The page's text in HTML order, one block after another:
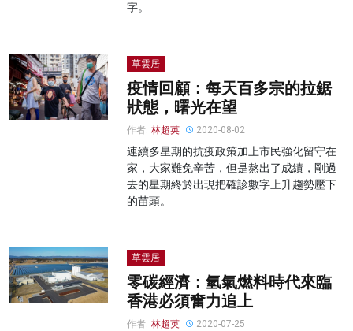
字。
草雲居
疫情回顧：每天百多宗的拉鋸
狀態，曙光在望
作者: 林超英 2020-08-02
連續多星期的抗疫政策加上市民強化留守在
家，大家難免辛苦，但是熬出了成績，剛過
去的星期終於出現把確診數字上升趨勢壓下
的苗頭。
草雲居
零碳經濟：氫氣燃料時代來臨
香港必須奮力追上
作者: 林超英 2020-07-25